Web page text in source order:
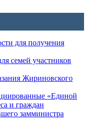
для получения
семей участников
Жириновского
«Единой
и граждан
замминистра